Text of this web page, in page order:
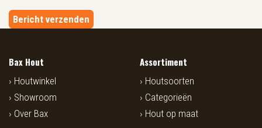
Bericht verzenden
Bax Hout
Houtwinkel
Showroom
Over Bax
Assortiment
Houtsoorten
Categorieën
Hout op maat